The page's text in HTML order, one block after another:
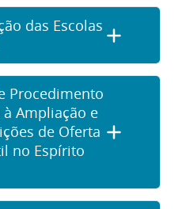
das Escolas
Procedimento
Ampliação e
de Oferta
no Espírito